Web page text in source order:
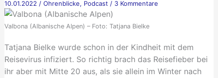
10.01.2022 / Ohrenblicke, Podcast / 3 Kommentare
Valbona (Albanische Alpen) – Foto: Tatjana Bielke
Tatjana Bielke wurde schon in der Kindheit mit dem
Reisevirus infiziert. So richtig brach das Reisefieber bei
ihr aber mit Mitte 20 aus, als sie allein im Winter nach